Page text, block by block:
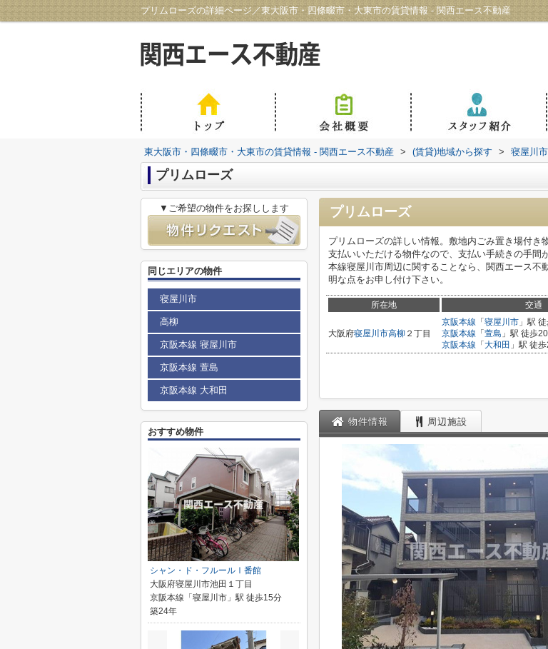
プリムローズの詳細ページ／東大阪市・四條畷市・大東市の賃貸情報 - 関西エース不動産
東大阪市・四條畷市・大東市の賃貸情報 - 関西エース不動産 > (賃貸)地域から探す > 寝屋川市
プリムローズ
プリムローズ
プリムローズの詳しい情報。敷地内ごみ置き場付
支払いいただける物件なので、支払い手続きの手間
本線寝屋川市周辺に関することなら、関西エース不
明な点をお申し付け下さい。
所在地 交通
大阪府寝屋川市高柳 ２丁目
京阪本線 「 寝屋川市 」駅
京阪本線 「 萱島 」駅 徒歩
京阪本線 「 大和田 」駅 徒
物件情報 周辺施設
▼ご希望の物件をお探しします
同じエリアの物件
寝屋川市
高柳
京阪本線 寝屋川市
京阪本線 萱島
京阪本線 大和田
おすすめ物件
シャン・ド・フルールⅠ番館
大阪府寝屋川市池田１丁目
京阪本線「寝屋川市」駅 徒歩15分
築24年